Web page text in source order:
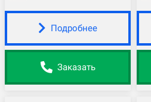
Подробнее
Заказать